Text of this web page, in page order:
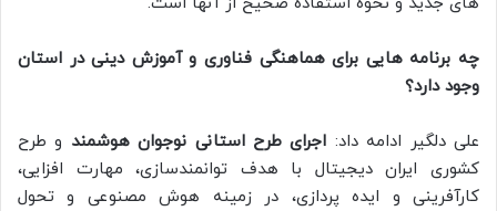
چه برنامه‌ هایی برای هماهنگی فناوری و آموزش دینی در استان
وجود دارد؟
علی دلگیر ادامه داد: اجرای طرح استانی نوجوان هوشمند و طرح
کشوری ایران دیجیتال با هدف توانمندسازی، مهارت افزایی،
کارآفرینی و ایده پردازی، در زمینه هوش مصنوعی و تحول